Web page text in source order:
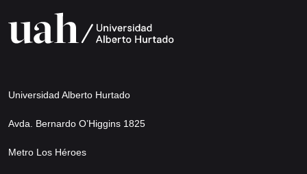
Universidad Alberto Hurtado
Avda. Bernardo O’Higgins 1825
Metro Los Héroes